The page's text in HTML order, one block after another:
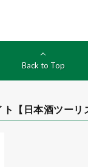
Back to Top
【日本酒ツーリ